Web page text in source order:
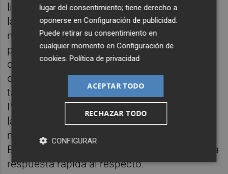
liquidación. Todo y ser solo un día antes de
la finalización del plazo para cumplir de
manera voluntaria y tratarse de una
propuesta tan peculiar, no solo por estar
condicionándose el pago a la categoría en
que milite el primer equipo blanquiazul,
también al no aportarse garantías, desde el
IVF se contactó con la Dirección General de
la Competencia y se le dio traslado de la
misma, habiendo dejado entrever desde
Bruselas al banco del Consell que habría una
respuesta rápida al respecto.
lugar del consentimiento; tiene derecho a
oponerse enConfiguración de publicidad.
Puede retirar su consentimiento en
cualquier momento enConfiguración de
cookies.Política de privacidad
ACEPTAR TODO
RECHAZAR TODO
CONFIGURAR